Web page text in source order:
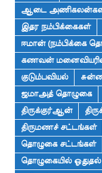
ஆடை
இதர நம்பிக்கைகள்
ஈமான் (நம்பிக்கை
கணவன்
குடும்பவியல்
ஜமாஅத் தொழுகை
திருக்குர்ஆன்
திருமணச் சட்டங்கள்
தொழுகை சட்டங்கள்
தொழுகையில் ஓதுதல்